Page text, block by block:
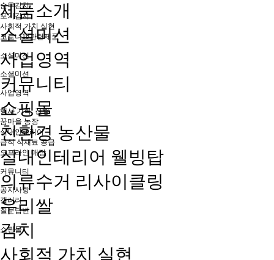
순무김치
포기김치
사회적 가치 실현
코로나19관련제품
소셜미션
소셜미션
사업영역
행사 기획, 진행
꿈마을 농장
실내인테리어
급식 식재료 공급
오프라인 매장
커뮤니티
공지사항
갤러리
질문답변
쇼핑몰
제품소개
소셜미션
사업영역
커뮤니티
쇼핑몰
친환경 농산물
실내인테리어 웰빙탑
의류수거 리사이클링
우리쌀
김치
사회적 가치 실현